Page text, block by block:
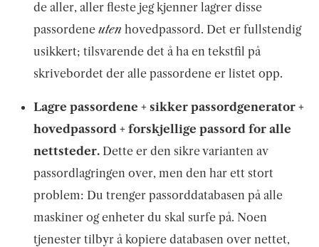
de aller, aller fleste jeg kjenner lagrer disse
passordeneuten hovedpassord. Det er fullstendig
usikkert; tilsvarende det å ha en tekstfil på
skrivebordet der alle passordene er listet opp.
Lagre passordene + sikker passordgenerator +
hovedpassord + forskjellige passord for alle
nettsteder. Dette er den sikre varianten av
passordlagringen over, men den har ett stort
problem: Du trenger passorddatabasen på alle
maskiner og enheter du skal surfe på. Noen
tjenester tilbyr å kopiere databasen over nettet,